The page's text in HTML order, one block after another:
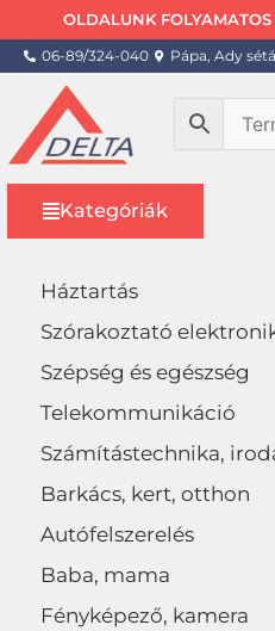
OLDALUNK
06-89/324-040 Pápa, Ady
Kategóriák
Háztartás
Szórakoztató
Szépség és egészség
Telekommunikáció
Számítástechnika,
Barkács, kert, otthon
Autófelszerelés
Baba, mama
Fényképező, kamera